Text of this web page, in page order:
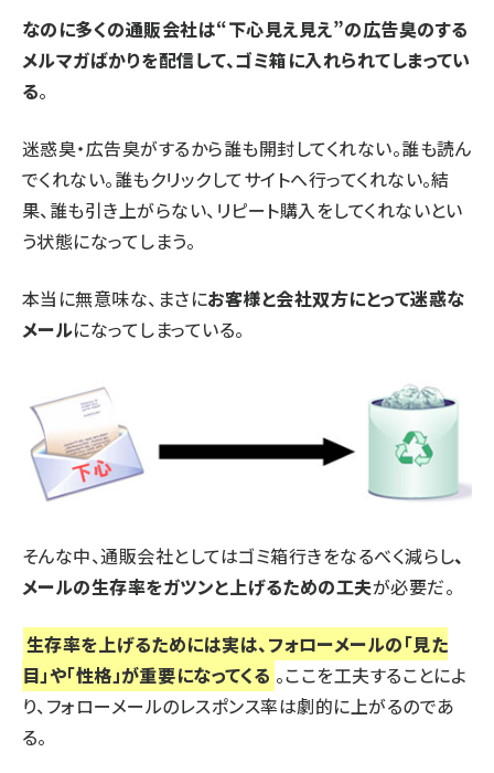
なのに多くの通販会社は“下心見え見え”の広告臭のする
メルマガばかりを配信して、ゴミ箱に入れられてしまってい
る。
迷惑臭・広告臭がするから誰も開封してくれない。誰も読ん
でくれない。誰もクリックしてサイトへ行ってくれない。結
果、誰も引き上がらない、リピート購入をしてくれないとい
う状態になってしまう。
本当に無意味な、まさにお客様と会社双方にとって迷惑な
メールになってしまっている。
そんな中、通販会社としてはゴミ箱行きをなるべく減らし、
メールの生存率をガツンと上げるための工夫が必要だ。
生存率を上げるためには実は、フォローメールの「見た
目」や「性格」が重要になってくる 。ここを工夫することによ
り、フォローメールのレスポンス率は劇的に上がるのであ
る。